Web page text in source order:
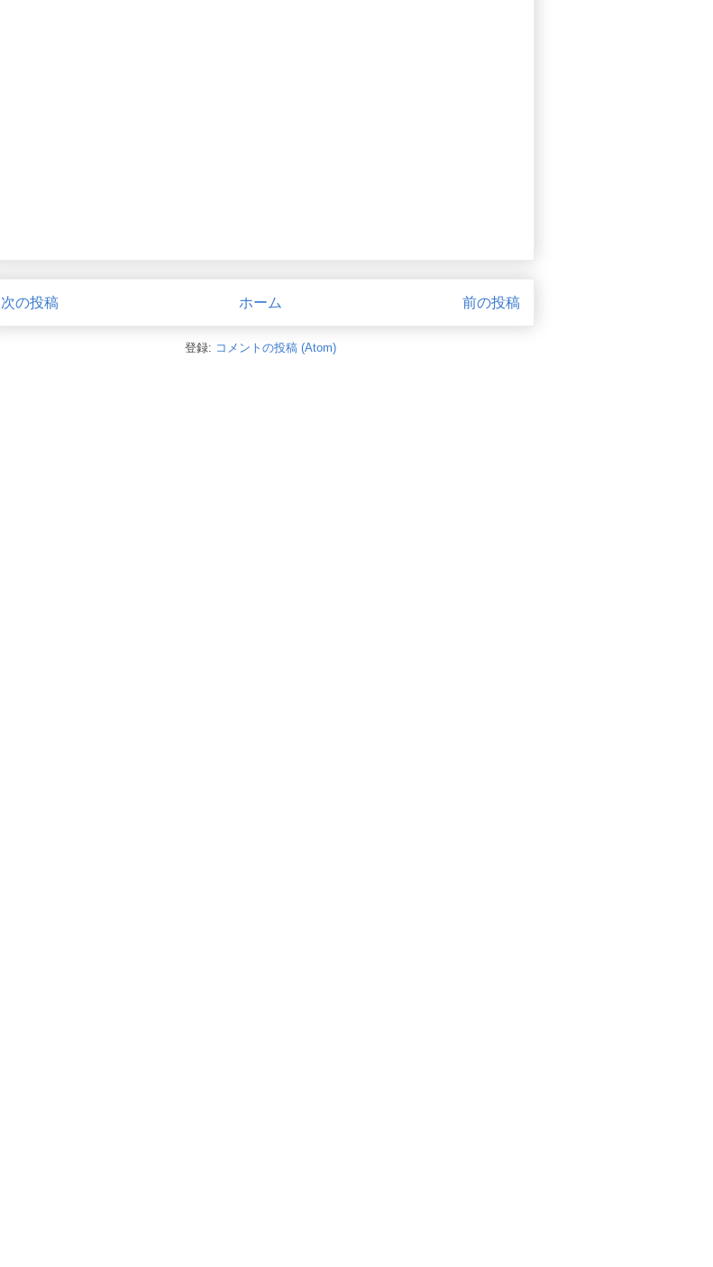
次の投稿 前の投稿
ホーム
登録: コメントの投稿 (Atom)